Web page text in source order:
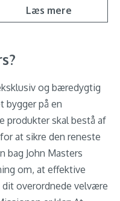
Læs mere
og bæredygtig
bygger på en
produkter skal bestå af
at sikre den reneste
bag John Masters
om, at effektive
overordnede velvære